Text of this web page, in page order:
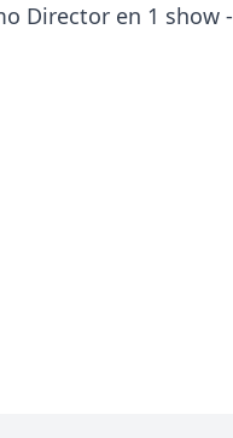
Director en 1 show -